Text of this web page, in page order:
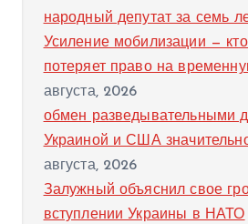
народный депутат за семь
Усиление мобилизации —
потеряет право на
августа, 2026
обмен разведывательными
Украиной и США
августа, 2026
Залужный объяснил свое
вступлении Украины в НАТО